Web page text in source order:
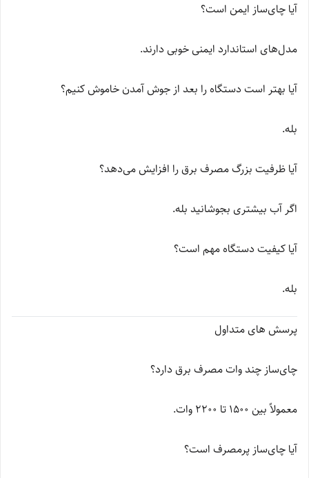
آیا چای‌ساز ایمن است؟
مدل‌های استاندارد ایمنی خوبی دارند.
آیا بهتر است دستگاه را بعد از جوش آمدن خاموش کنیم؟
بله.
آیا ظرفیت بزرگ مصرف برق را افزایش می‌دهد؟
اگر آب بیشتری بجوشانید بله.
آیا کیفیت دستگاه مهم است؟
بله.
پرسش های متداول
چای‌ساز چند وات مصرف برق دارد؟
معمولاً بین 1500 تا 2200 وات.
آیا چای‌ساز پرمصرف است؟